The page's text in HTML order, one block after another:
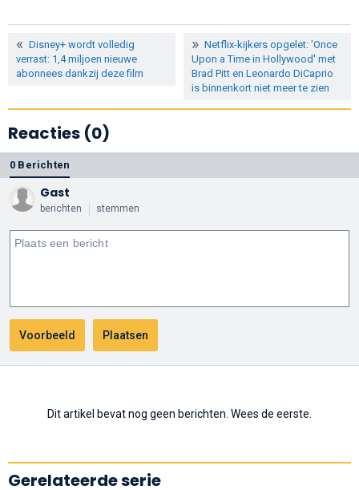
Disney+ wordt volledig
verrast: 1,4 miljoen nieuwe
abonnees dankzij deze film
Netflix-kijkers opgelet: 'Once
Upon a Time in Hollywood' met
Brad Pitt en Leonardo DiCaprio
is binnenkort niet meer te zien
Reacties (0)
0 Berichten
Gast
berichten stemmen
Dit artikel bevat nog geen berichten. Wees de eerste.
Gerelateerde serie